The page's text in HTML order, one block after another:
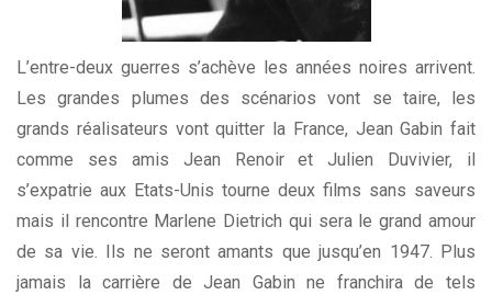
L’entre-deux guerres s’achève les années noires arrivent.
Les grandes plumes des scénarios vont se taire, les
grands réalisateurs vont quitter la France, Jean Gabin fait
comme ses amis Jean Renoir et Julien Duvivier, il
s’expatrie aux Etats-Unis tourne deux films sans saveurs
mais il rencontre Marlene Dietrich qui sera le grand amour
de sa vie. Ils ne seront amants que jusqu’en 1947. Plus
jamais la carrière de Jean Gabin ne franchira de tels